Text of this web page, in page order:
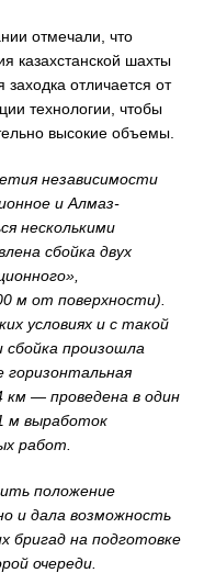
отмечали, что
казахстанской шахты
отличается от
технологии, чтобы
высокие объемы.
независимости
и Алмаз-
несколькими
сбойка двух
м от поверхности).
условиях и с такой
произошла
горизонтальная
— проведена в один
м выработок
работ.
положение
и дала возможность
бригад на подготовке
очереди.